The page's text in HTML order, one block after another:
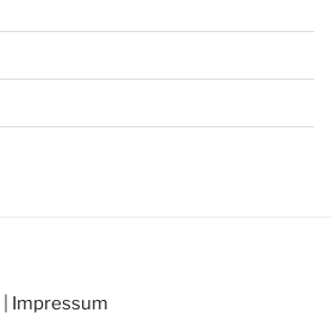
Impressum